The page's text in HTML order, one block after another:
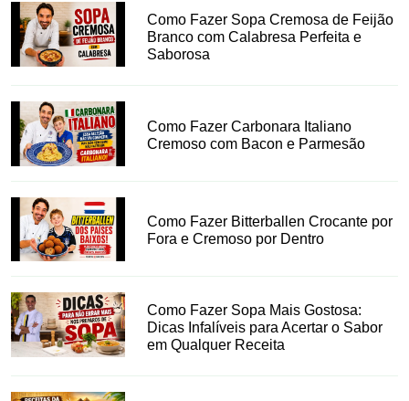
Como Fazer Sopa Cremosa de Feijão
Branco com Calabresa Perfeita e
Saborosa
Como Fazer Carbonara Italiano
Cremoso com Bacon e Parmesão
Como Fazer Bitterballen Crocante por
Fora e Cremoso por Dentro
Como Fazer Sopa Mais Gostosa:
Dicas Infalíveis para Acertar o Sabor
em Qualquer Receita